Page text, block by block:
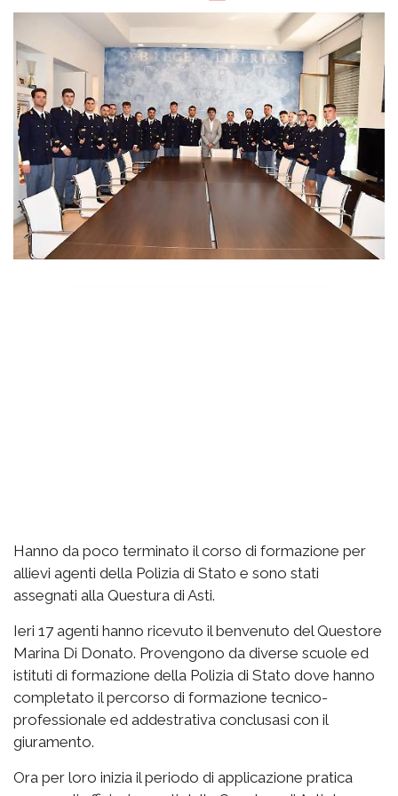
Hanno da poco terminato il corso di formazione per
allievi agenti della Polizia di Stato e sono stati
assegnati alla Questura di Asti.
Ieri 17 agenti hanno ricevuto il benvenuto del Questore
Marina Di Donato. Provengono da diverse scuole ed
istituti di formazione della Polizia di Stato dove hanno
completato il percorso di formazione tecnico-
professionale ed addestrativa conclusasi con il
giuramento.
Ora per loro inizia il periodo di applicazione pratica